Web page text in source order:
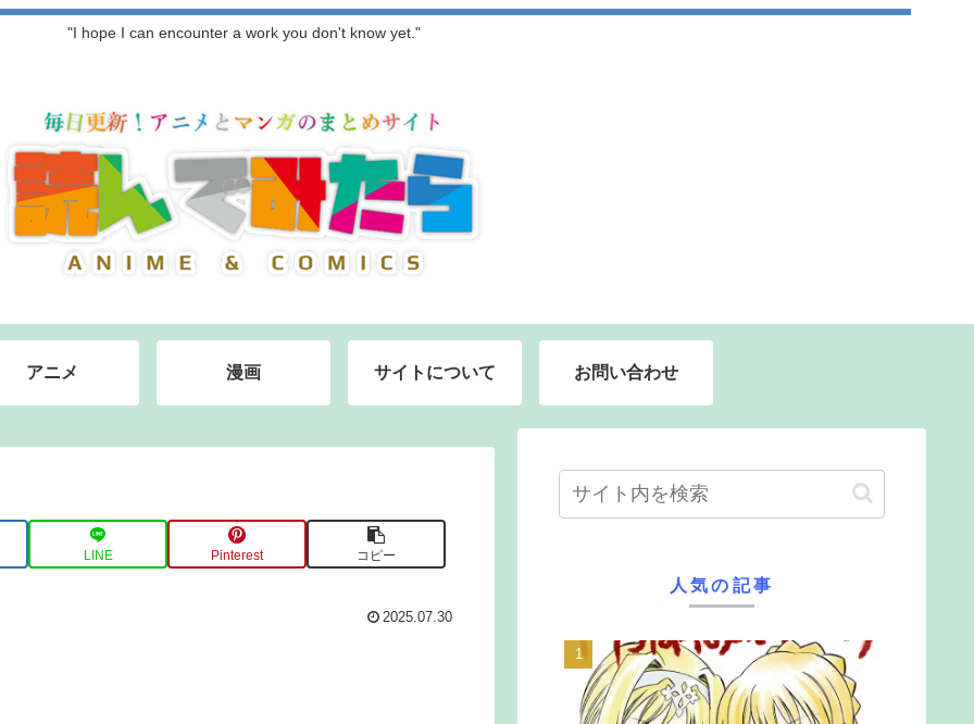
"I hope I can encounter a work you don't know yet."
アニメ 漫画 サイトについて お問い合わせ
LINE Pinterest コピー
2025.07.30
人気の記事